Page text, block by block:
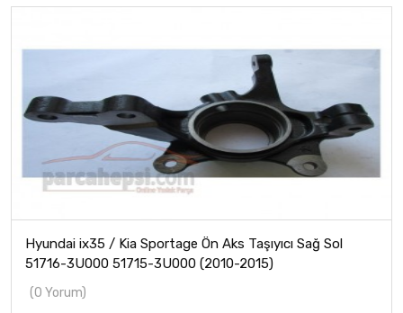
Hyundai ix35 / Kia Sportage Ön Aks Taşıyıcı Sağ Sol
51716-3U000 51715-3U000 (2010-2015)
(0 Yorum)